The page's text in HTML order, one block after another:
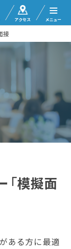
アクセス メニュー
接
模擬面
ある方に最適